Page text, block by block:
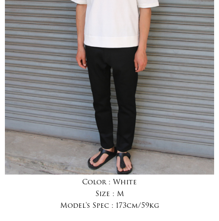
Color : White
Size : M
Model's Spec : 173cm/59kg